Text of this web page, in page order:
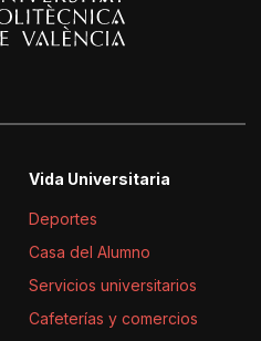
Vida Universitaria
Deportes
Casa del Alumno
Servicios universitarios
Cafeterías y comercios